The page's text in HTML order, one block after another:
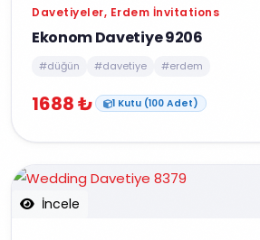
Davetiyeler, Erdem İnvitations
Ekonom Davetiye 9206
#düğün #davetiye #erdem
1688 ₺ 1 Kutu (100 Adet)
İncele